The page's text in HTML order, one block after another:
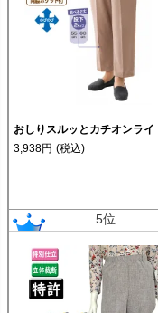
おしりスルッとカチオンライ
3,938円 (税込)
5位